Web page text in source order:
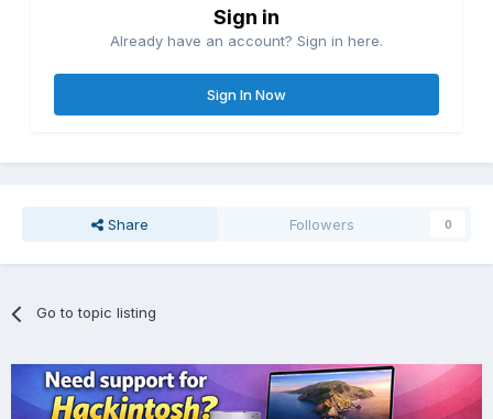
Sign in
Already have an account? Sign in here.
Sign In Now
Share Followers 0
Go to topic listing